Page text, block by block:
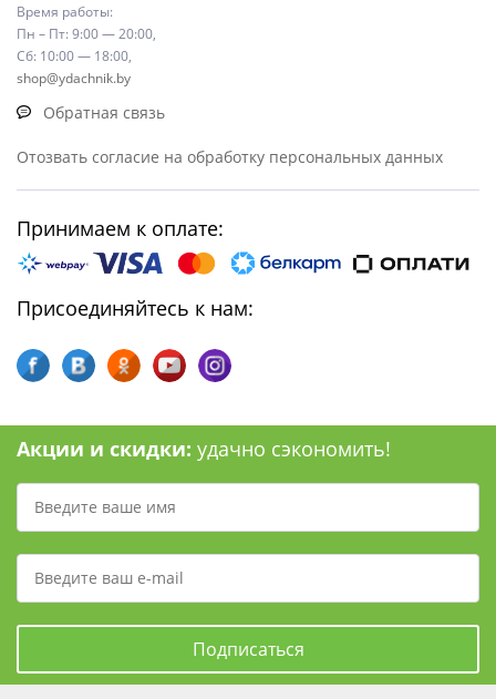
Время работы:
Пн – Пт: 9:00 — 20:00,
Сб: 10:00 — 18:00,
shop@ydachnik.by
Обратная связь
Отозвать согласие на обработку персональных данных
Принимаем к оплате:
Присоединяйтесь к нам:
Акции и скидки: удачно сэкономить!
Подписаться